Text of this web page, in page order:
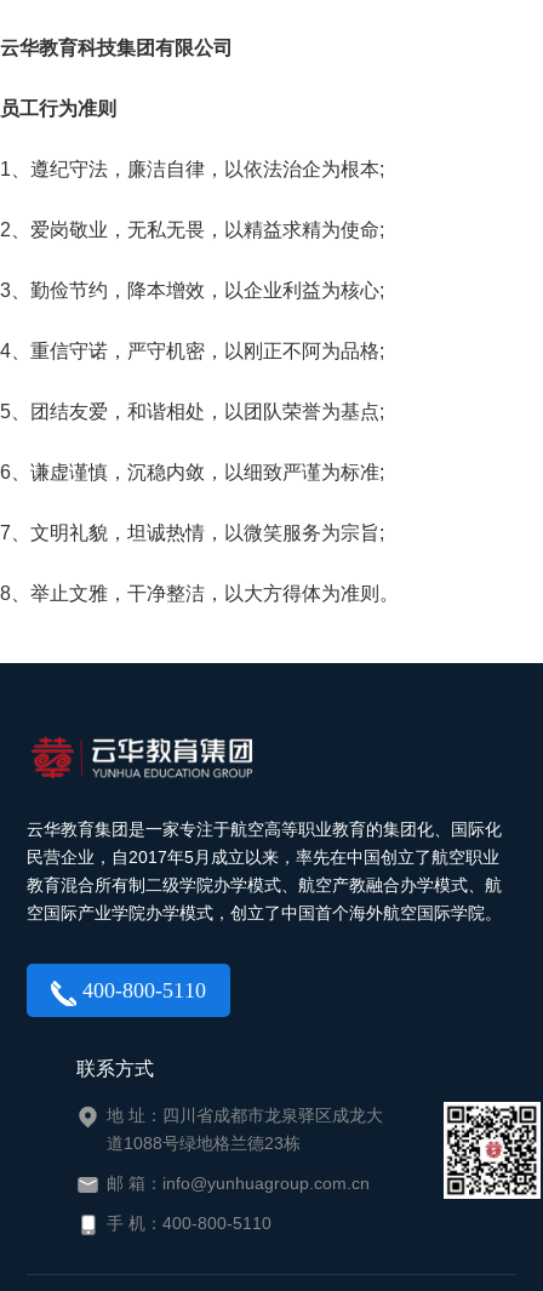
云华教育科技集团有限公司
员工行为准则
1、遵纪守法，廉洁自律，以依法治企为根本;
2、爱岗敬业，无私无畏，以精益求精为使命;
3、勤俭节约，降本增效，以企业利益为核心;
4、重信守诺，严守机密，以刚正不阿为品格;
5、团结友爱，和谐相处，以团队荣誉为基点;
6、谦虚谨慎，沉稳内敛，以细致严谨为标准;
7、文明礼貌，坦诚热情，以微笑服务为宗旨;
8、举止文雅，干净整洁，以大方得体为准则。
云华教育集团是一家专注于航空高等职业教育的集团化、国际化
民营企业，自2017年5月成立以来，率先在中国创立了航空职业
教育混合所有制二级学院办学模式、航空产教融合办学模式、航
空国际产业学院办学模式，创立了中国首个海外航空国际学院。
400-800-5110
联系方式
地 址：四川省成都市龙泉驿区成龙大
道1088号绿地格兰德23栋
邮 箱：info@yunhuagroup.com.cn
手 机：400-800-5110